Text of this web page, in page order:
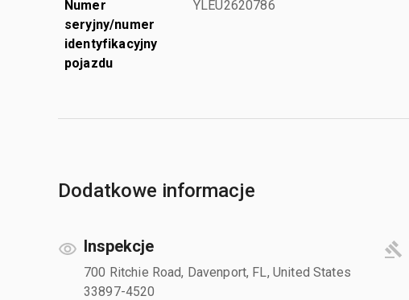
Numer
seryjny/numer
identyfikacyjny
pojazdu
YLEU2620786
Dodatkowe informacje
Inspekcje
700 Ritchie Road, Davenport, FL, United States
33897-4520